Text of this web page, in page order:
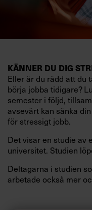
KÄNNER DU DIG
Eller är du rädd att du
börja jobba tidigare?
semester i följd,
avsevärt kan sänka
för stressigt jobb.
Det visar en studie av
universitet. Studien
Deltagarna i studien
arbetade också mer